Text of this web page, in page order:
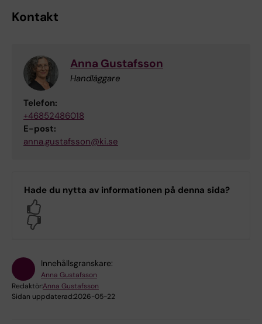
Kontakt
Anna Gustafsson
Handläggare
Telefon:
+46852486018
E-post:
anna.gustafsson@ki.se
Hade du nytta av informationen på denna sida?
Innehållsgranskare:
Anna Gustafsson
Redaktör:Anna Gustafsson
Sidan uppdaterad:2026-05-22